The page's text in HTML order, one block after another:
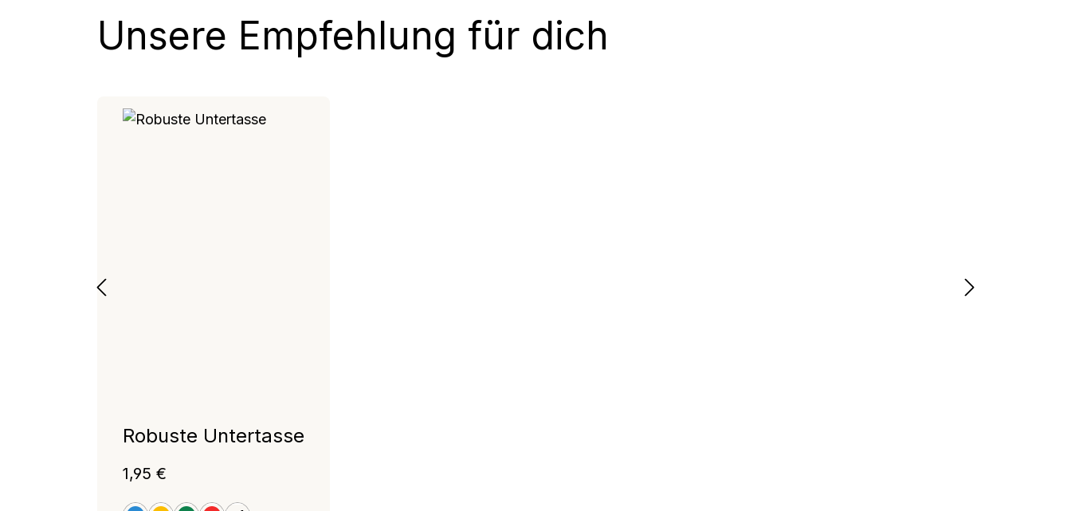
Produktgalerie überspringen
Unsere Empfehlung für dich
Robuste Untertasse
Regulärer Preis:
1,95 €